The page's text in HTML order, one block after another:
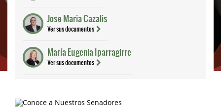
Jose Maria Cazalis
Ver sus documentos
María Eugenia Iparragirre
Ver sus documentos